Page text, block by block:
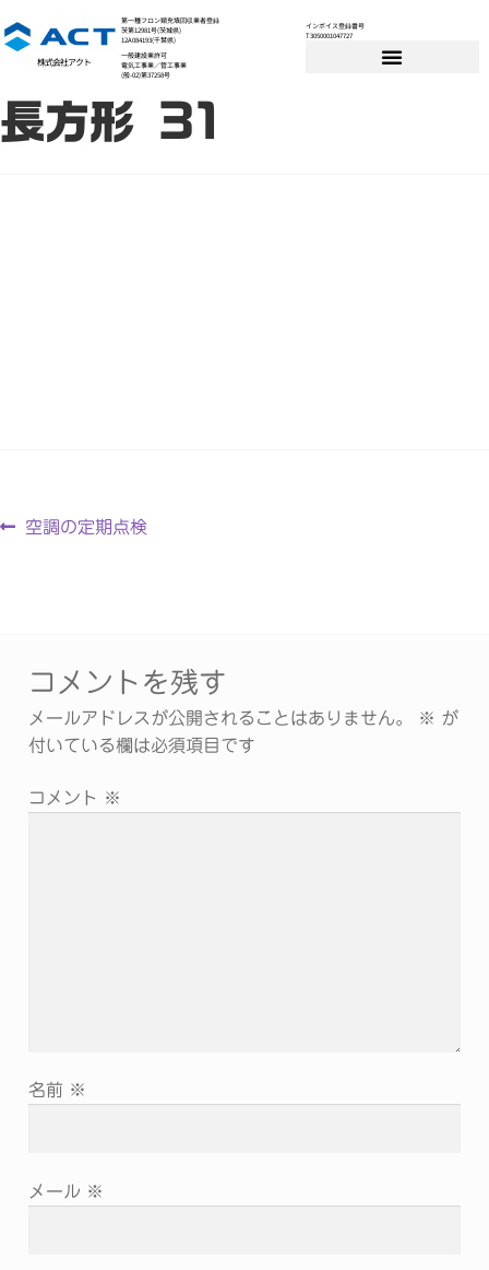
株式会社アクト
第一種フロン類充填回収業者登録
茨第12981号(茨城県)
12A084193(千葉県)
一般建設業許可
電気工事業／管工事業
(般-02)第37258号
インボイス登録番号
T3050001047727
長方形 31
空調の定期点検
コメントを残す
メールアドレスが公開されることはありません。 ※ が
付いている欄は必須項目です
コメント ※
名前 ※
メール ※